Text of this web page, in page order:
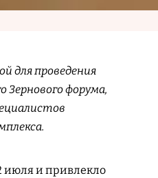
для проведения
Зернового форума,
и привлекло